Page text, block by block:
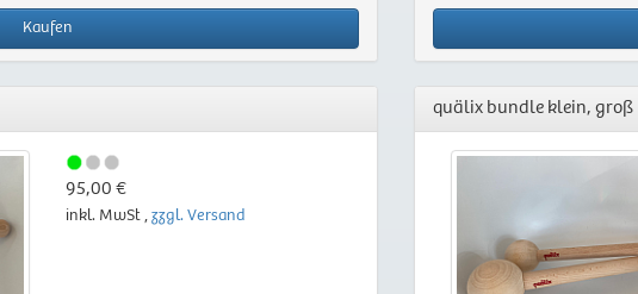
Kaufen
95,00 €
inkl. MwSt , zzgl. Versand
quälix bundle klein, groß